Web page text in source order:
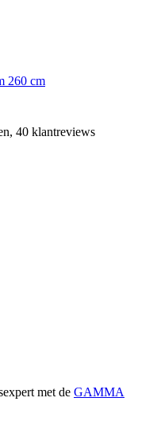
260 cm
40 klantreviews
met de GAMMA